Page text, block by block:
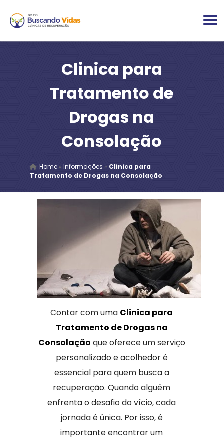
Clinica para
Tratamento de
Drogas na
Consolação
Home» Informações » Clinica para
Tratamento de Drogas na Consolação
Contar com uma Clinica para
Tratamento de Drogas na
Consolação que oferece um serviço
personalizado e acolhedor é
essencial para quem busca a
recuperação. Quando alguém
enfrenta o desafio do vício, cada
jornada é única. Por isso, é
importante encontrar um